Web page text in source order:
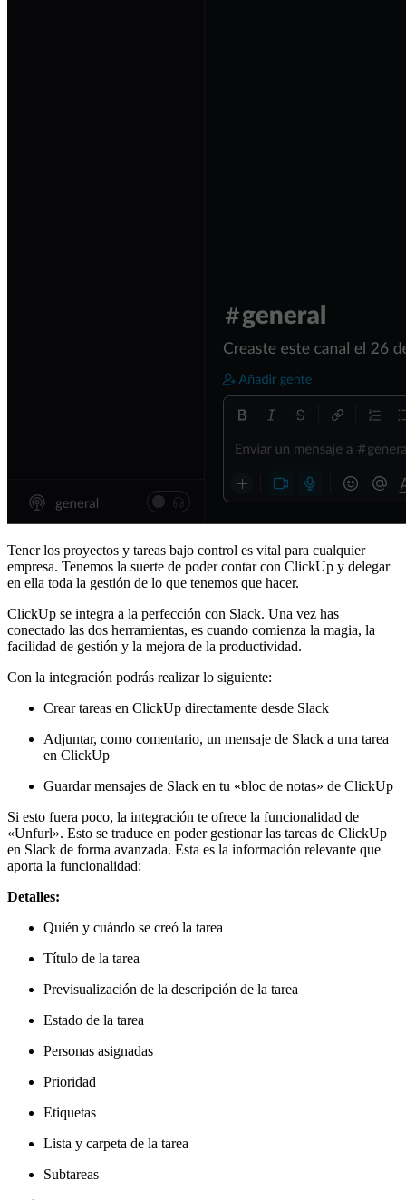
Tener los proyectos y tareas bajo control es vital para cualquier
empresa. Tenemos la suerte de poder contar con ClickUp y delegar
en ella toda la gestión de lo que tenemos que hacer.
ClickUp se integra a la perfección con Slack. Una vez has
conectado las dos herramientas, es cuando comienza la magia, la
facilidad de gestión y la mejora de la productividad.
Con la integración podrás realizar lo siguiente:
Crear tareas en ClickUp directamente desde Slack
Adjuntar, como comentario, un mensaje de Slack a una tarea
en ClickUp
Guardar mensajes de Slack en tu «bloc de notas» de ClickUp
Si esto fuera poco, la integración te ofrece la funcionalidad de
«Unfurl». Esto se traduce en poder gestionar las tareas de ClickUp
en Slack de forma avanzada. Esta es la información relevante que
aporta la funcionalidad:
Detalles:
Quién y cuándo se creó la tarea
Título de la tarea
Previsualización de la descripción de la tarea
Estado de la tarea
Personas asignadas
Prioridad
Etiquetas
Lista y carpeta de la tarea
Subtareas